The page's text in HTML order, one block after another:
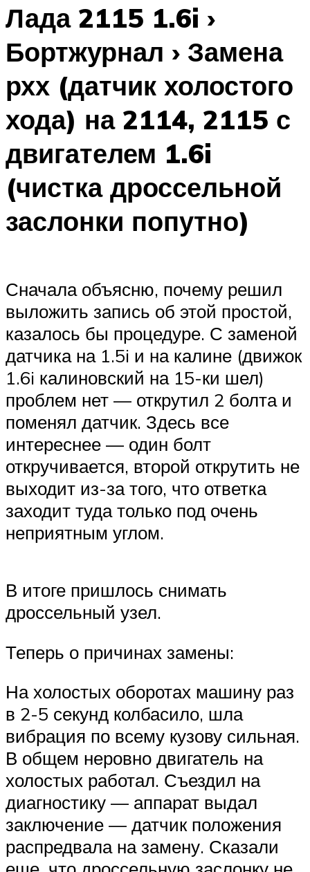
Лада 2115 1.6i ›
Бортжурнал › Замена
рхх (датчик холостого
хода) на 2114, 2115 с
двигателем 1.6i
(чистка дроссельной
заслонки попутно)
Сначала объясню, почему решил
выложить запись об этой простой,
казалось бы процедуре. С заменой
датчика на 1.5i и на калине (движок
1.6i калиновский на 15-ки шел)
проблем нет — открутил 2 болта и
поменял датчик. Здесь все
интереснее — один болт
откручивается, второй открутить не
выходит из-за того, что ответка
заходит туда только под очень
неприятным углом.
В итоге пришлось снимать
дроссельный узел.
Теперь о причинах замены:
На холостых оборотах машину раз
в 2-5 секунд колбасило, шла
вибрация по всему кузову сильная.
В общем неровно двигатель на
холостых работал. Съездил на
диагностику — аппарат выдал
заключение — датчик положения
распредвала на замену. Сказали